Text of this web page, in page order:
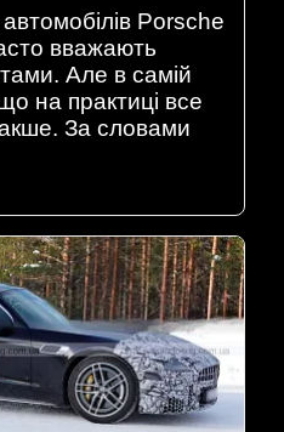
Porsche
вважають
Але в самій
на практиці все
За словами